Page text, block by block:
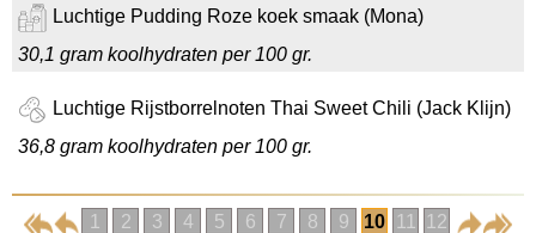
Luchtige Pudding Roze koek smaak (Mona)
30,1 gram koolhydraten per 100 gr.
Luchtige Rijstborrelnoten Thai Sweet Chili (Jack Klijn)
36,8 gram koolhydraten per 100 gr.
1 2 3 4 5 6 7 8 9 10 11 12